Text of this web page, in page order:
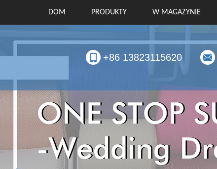
DOM PRODUKTY W MAGAZYNIE
+86 13823115620